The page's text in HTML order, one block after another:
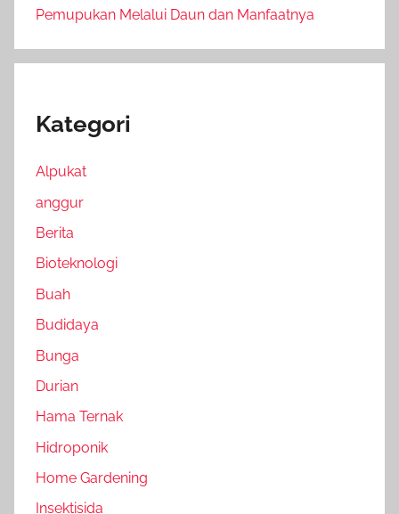
Pemupukan Melalui Daun dan Manfaatnya
Kategori
Alpukat
anggur
Berita
Bioteknologi
Buah
Budidaya
Bunga
Durian
Hama Ternak
Hidroponik
Home Gardening
Insektisida